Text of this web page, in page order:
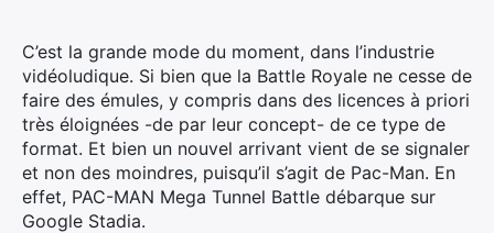
C’est la grande mode du moment, dans l’industrie
vidéoludique. Si bien que la Battle Royale ne cesse de
faire des émules, y compris dans des licences à priori
très éloignées -de par leur concept- de ce type de
format. Et bien un nouvel arrivant vient de se signaler
et non des moindres, puisqu’il s’agit de Pac-Man. En
effet, PAC-MAN Mega Tunnel Battle débarque sur
Google Stadia.